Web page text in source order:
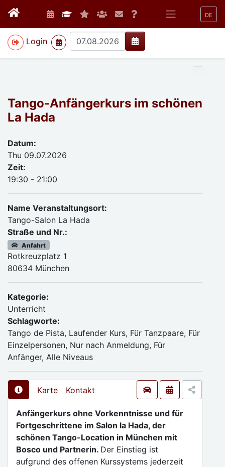
DE
Login
>
Tango-Anfängerkurs im schönen
La Hada
Datum:
Thu 09.07.2026
Zeit:
19:30 - 21:00
Name Veranstaltungsort:
Tango-Salon La Hada
Straße und Nr.:
Anfahrt
Rotkreuzplatz 1
80634 München
Kategorie:
Unterricht
Schlagworte:
Tango de Pista, Laufender Kurs, Für Tanzpaare, Für
Einzelpersonen, Nur nach Anmeldung, Für
Anfänger, Alle Niveaus
Karte Kontakt
Anfängerkurs ohne Vorkenntnisse und für
Fortgeschrittene im Salon la Hada, der
schönen Tango-Location in München mit
Bosco und Partnerin. Der Einstieg ist
aufgrund des offenen Kurssystems jederzeit